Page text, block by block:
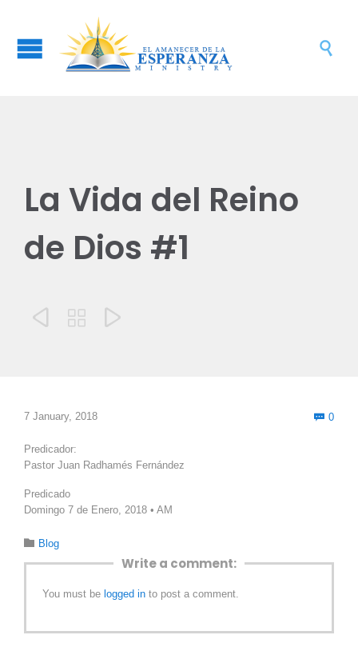

La Vida del Reino
de Dios #1
  
7 January, 2018  0
Predicador:
Pastor Juan Radhamés Fernández
Predicado
Domingo 7 de Enero, 2018 • AM
 Category
Blog
Write a comment:
You must be logged in to post a comment.